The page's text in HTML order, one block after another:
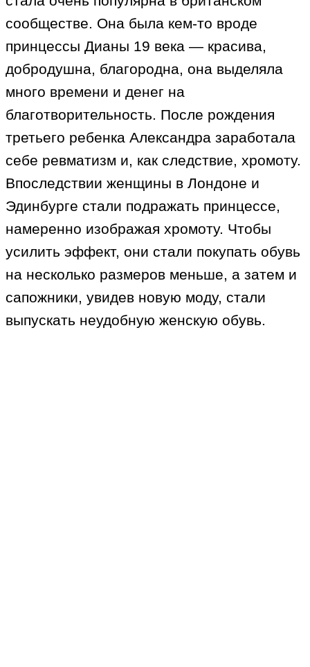
сообществе. Она была кем-то вроде
принцессы Дианы 19 века — красива,
добродушна, благородна, она выделяла
много времени и денег на
благотворительность. После рождения
третьего ребенка Александра заработала
себе ревматизм и, как следствие, хромоту.
Впоследствии женщины в Лондоне и
Эдинбурге стали подражать принцессе,
намеренно изображая хромоту. Чтобы
усилить эффект, они стали покупать обувь
на несколько размеров меньше, а затем и
сапожники, увидев новую моду, стали
выпускать неудобную женскую обувь.